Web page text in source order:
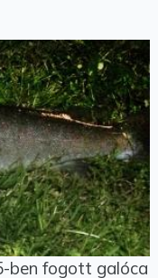
ben fogott galóca